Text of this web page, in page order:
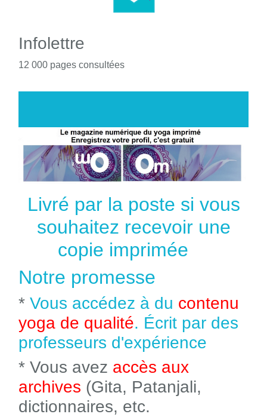
Infolettre
12 000 pages consultées
Livré par la poste si vous
souhaitez recevoir une
copie imprimée
Notre promesse
* Vous accédez à du contenu
yoga de qualité. Écrit par des
professeurs d'expérience
* Vous avez accès aux
archives (Gita, Patanjali,
dictionnaires, etc.